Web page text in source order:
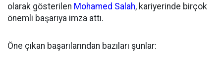
olarak gösterilen Mohamed Salah, kariyerinde birçok
önemli başarıya imza attı.
Öne çıkan başarılarından bazıları şunlar: